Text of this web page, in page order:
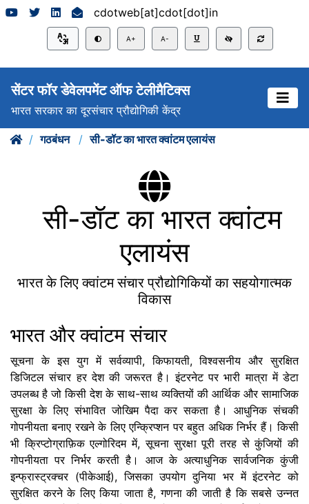
~ cdotweb[at]cdot[dot]in
A+ A-
सेंटर फॉर डेवेलपमेंट ऑफ टेलीमैटिक्स
भारत सरकार का दूरसंचार प्रौद्योगिकी केंद्र
गठबंधन सी-डॉट का भारत क्वांटम एलायंस
सी-डॉट का भारत क्वांटम
एलायंस
भारत के लिए क्वांटम संचार प्रौद्योगिकियों का सहयोगात्मक
विकास
भारत और क्वांटम संचार
सूचना के इस युग में सर्वव्यापी, किफायती, विश्वसनीय और सुरक्षित
डिजिटल संचार हर देश की जरूरत है। इंटरनेट पर भारी मात्रा में डेटा
उपलब्ध है जो किसी देश के साथ-साथ व्यक्तियों की आर्थिक और सामाजिक
सुरक्षा के लिए संभावित जोखिम पैदा कर सकता है। आधुनिक संचकी
गोपनीयता बनाए रखने के लिए एन्क्रिप्शन पर बहुत अधिक निर्भर हैं। किसी
भी क्रिप्टोग्राफ़िक एल्गोरिदम में, सूचना सुरक्षा पूरी तरह से कुंजियों की
गोपनीयता पर निर्भर करती है। आज के अत्याधुनिक सार्वजनिक कुंजी
इन्फ्रास्ट्रक्चर (पीकेआई), जिसका उपयोग दुनिया भर में इंटरनेट को
सुरक्षित करने के लिए किया जाता है, गणना की जाती है कि सबसे उन्नत